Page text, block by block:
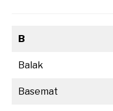
B
Balak
Basemat